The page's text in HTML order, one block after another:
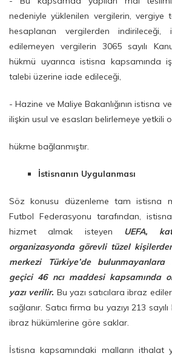
nedeniyle yüklenilen vergilerin, vergiye
hesaplanan vergilerden
edilemeyen vergilerin 3065 sayılı
hükmü uyarınca istisna kapsamında
talebi üzerine iade edileceği,
- Hazine ve Maliye Bakanlığının istisna
ilişkin usul ve esasları belirlemeye yetkili
hükme bağlanmıştır.
İstisnanın Uygulanması
Söz konusu düzenleme tam istisna
Futbol Federasyonu tarafından,
hizmet almak isteyen UEFA,
organizasyonda görevli tüzel
merkezi Türkiye’de bulunmayanlara
geçici 46 ncı maddesi kapsamında
yazı verilir. Bu yazı satıcılara ibraz
sağlanır. Satıcı firma bu yazıyı 213
ibraz hükümlerine göre saklar.
İstisna kapsamındaki malların ithalat